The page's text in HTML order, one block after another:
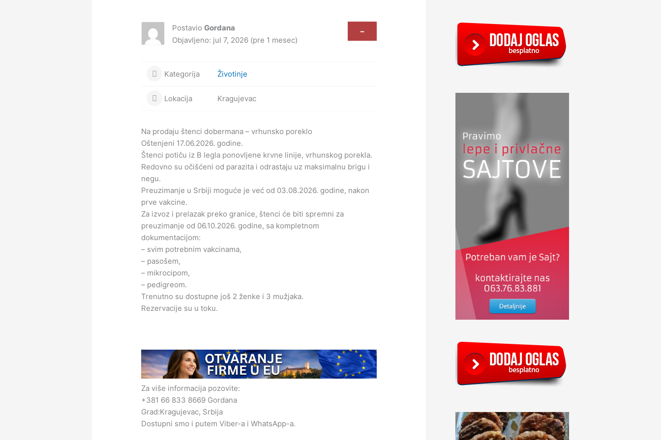
PostavioGordana
Objavljeno: jul 7, 2026 (pre 1 mesec)
-
Kategorija Životinje
Lokacija Kragujevac
Na prodaju štenci dobermana – vrhunsko poreklo
Oštenjeni 17.06.2026. godine.
Štenci potiču iz B legla ponovljene krvne linije, vrhunskog porekla.
Redovno su očišćeni od parazita i odrastaju uz maksimalnu brigu i
negu.
Preuzimanje u Srbiji moguće je već od 03.08.2026. godine, nakon
prve vakcine.
Za izvoz i prelazak preko granice, štenci će biti spremni za
preuzimanje od 06.10.2026. godine, sa kompletnom
dokumentacijom:
– svim potrebnim vakcinama,
– pasošem,
– mikrocipom,
– pedigreom.
Trenutno su dostupne još 2 ženke i 3 mužjaka.
Rezervacije su u toku.
Za više informacija pozovite:
+381 66 833 8669 Gordana
Grad:Kragujevac, Srbija
Dostupni smo i putem Viber-a i WhatsApp-a.